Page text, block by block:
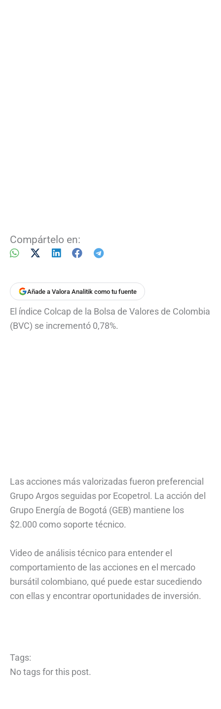
Compártelo en:
Añade a Valora Analitik como tu fuente
El índice Colcap de la Bolsa de Valores de Colombia
(BVC) se incrementó 0,78%.
Las acciones más valorizadas fueron preferencial
Grupo Argos seguidas por Ecopetrol. La acción del
Grupo Energía de Bogotá (GEB) mantiene los
$2.000 como soporte técnico.
Video de análisis técnico para entender el
comportamiento de las acciones en el mercado
bursátil colombiano, qué puede estar sucediendo
con ellas y encontrar oportunidades de inversión.
Tags:
No tags for this post.